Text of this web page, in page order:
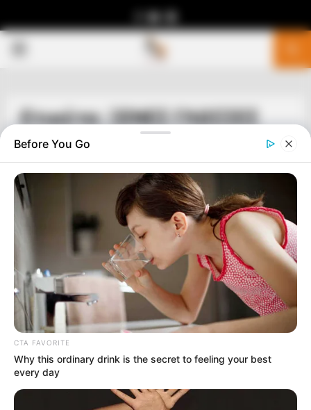
Ετικέτα: ΞΕΝΕΣ ΓΛΩΣΣΕΣ
ΜΙΑ ΓΛΩΣΣΑ ΕΥΗΧΗ ΓΕΜΑΤΗ
ΜΟΥΣΙΚΟΤΗΤΑ
ΕΙΠΕ Ο ΡΩΜΑΙΟΣ ΟΡΑΤΙΟΣ..”Η ΕΛΛΗΝΙΚΗ ΦΥΛΗ ΕΙΝΑΙ
ΕΥΝΟΗΜΕΝΗ, ΓΙΑΤΙ ΓΕΝΝΗΘΗΚΕ ΜΕ ΜΙΑ ΓΛΩΣΣΑ ΕΥΗΧΗ
ΓΕΜΑΤΗ ΜΟΥΣΙΚΟΤΗΤΑ”……. ΕΧΕΙ ΓΙΝΕΙ ΜΕΓΑΛΗ ΖΗΜΙΑ ΣΤΗΝ
ΑΝΘΡΩΠΟΤΗΤΑ, ΓΙΑΤΙ ΚΑΠΟΙΟΙ ΚΑΠΟΤΕ,...
ΚΟΙΝΩΝΙΚΑ ΔΙΚΤΥΑ
FACEBOOK
Before You Go
CTA FAVORITE
Why this ordinary drink is the secret to feeling your best
every day